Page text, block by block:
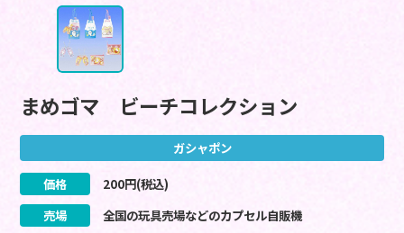
まめゴマ ビーチコレクション
ガシャポン
価格 200円(税込)
売場
全国の玩具売場などのカプセル自販機